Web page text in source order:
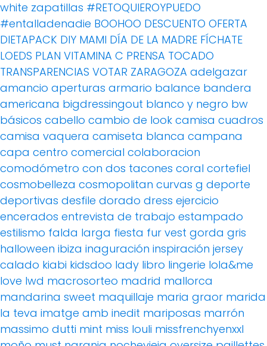
white zapatillas #RETOQUIEROYPUEDO
#entalladenadie BOOHOO DESCUENTO OFERTA
DIETAPACK DIY MAMI DÍA DE LA MADRE FÍCHATE
LOEDS PLAN VITAMINA C PRENSA TOCADO
TRANSPARENCIAS VOTAR ZARAGOZA adelgazar
amancio aperturas armario balance bandera
americana bigdressingout blanco y negro bw
básicos cabello cambio de look camisa cuadros
camisa vaquera camiseta blanca campana
capa centro comercial colaboracion
comodómetro con dos tacones coral cortefiel
cosmobelleza cosmopolitan curvas g deporte
deportivas desfile dorado dress ejercicio
encerados entrevista de trabajo estampado
estilismo falda larga fiesta fur vest gorda gris
halloween ibiza inaguración inspiración jersey
calado kiabi kidsdoo lady libro lingerie lola&me
love lwd macrosorteo madrid mallorca
mandarina sweet maquillaje maria graor marida
la teva imatge amb inedit mariposas marrón
massimo dutti mint miss louli missfrenchyenxxl